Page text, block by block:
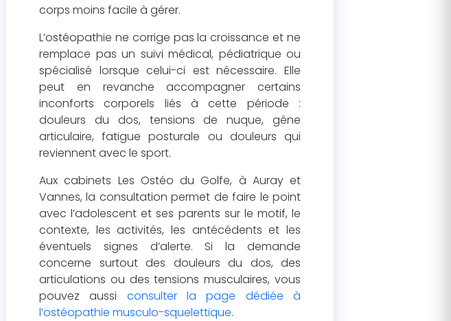
corps moins facile à gérer.
L’ostéopathie ne corrige pas la croissance et ne
remplace pas un suivi médical, pédiatrique ou
spécialisé lorsque celui-ci est nécessaire. Elle
peut en revanche accompagner certains
inconforts corporels liés à cette période :
douleurs du dos, tensions de nuque, gêne
articulaire, fatigue posturale ou douleurs qui
reviennent avec le sport.
Aux cabinets Les Ostéo du Golfe, à Auray et
Vannes, la consultation permet de faire le point
avec l’adolescent et ses parents sur le motif, le
contexte, les activités, les antécédents et les
éventuels signes d’alerte. Si la demande
concerne surtout des douleurs du dos, des
articulations ou des tensions musculaires, vous
pouvez aussi consulter la page dédiée à
l’ostéopathie musculo-squelettique.